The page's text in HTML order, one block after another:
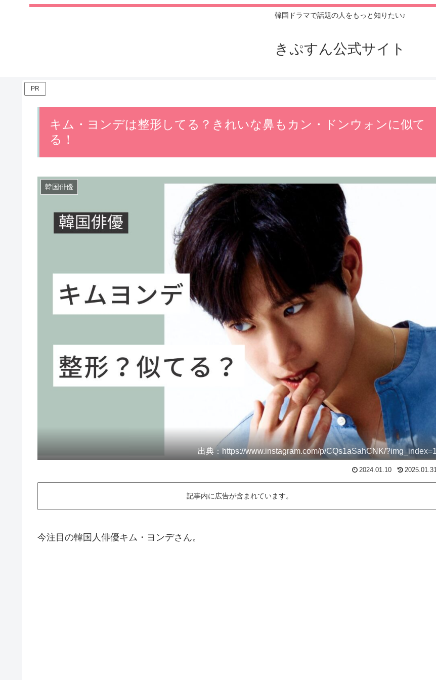
韓国ドラマで話題の人をもっと知りたい♪
きぷすん公式サイト
PR
キム・ヨンデは整形してる？きれいな鼻もカン・ドンウォンに似て
る！
韓国俳優
出典：https://www.instagram.com/p/CQs1aSahCNK/?img_index=1
2024.01.10 2025.01.31
記事内に広告が含まれています。
今注目の韓国人俳優キム・ヨンデさん。